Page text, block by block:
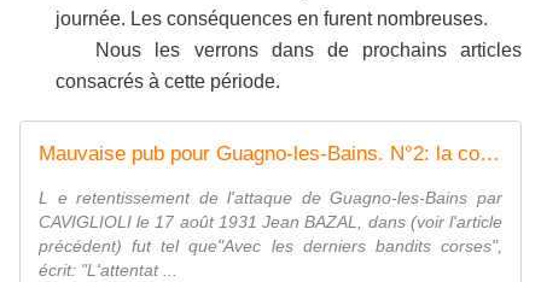
journée. Les conséquences en furent nombreuses.
Nous les verrons dans de prochains articles
consacrés à cette période.
Mauvaise pub pour Guagno-les-Bains. N°2: la coupe est pleine
L e retentissement de l'attaque de Guagno-les-Bains par
CAVIGLIOLI le 17 août 1931 Jean BAZAL, dans (voir l'article
précédent) fut tel que"Avec les derniers bandits corses",
écrit: "L'attentat ...